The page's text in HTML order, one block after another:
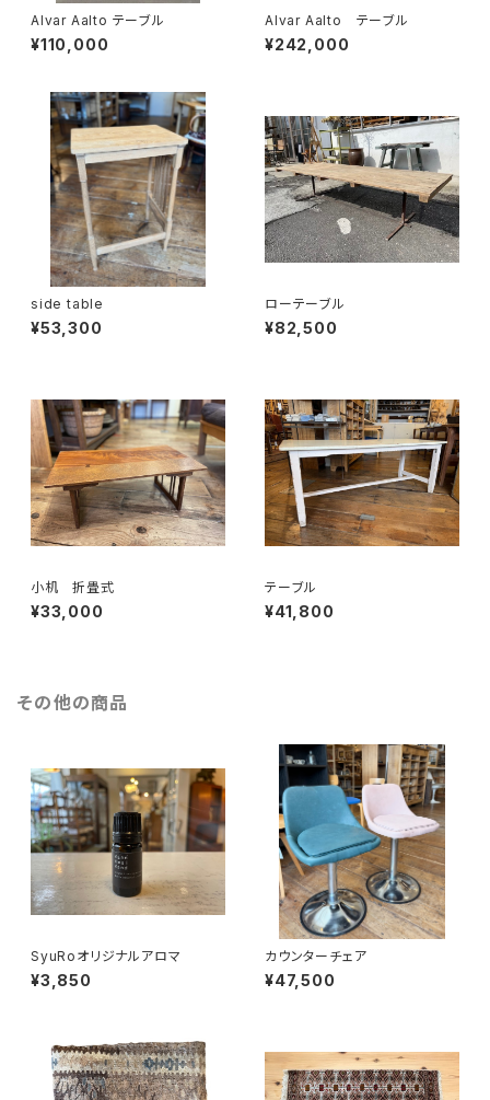
Alvar Aalto テーブル
¥110,000
Alvar Aalto テーブル
¥242,000
side table
¥53,300
ローテーブル
¥82,500
小机 折畳式
¥33,000
テーブル
¥41,800
その他の商品
SyuRoオリジナルアロマ
¥3,850
カウンターチェア
¥47,500